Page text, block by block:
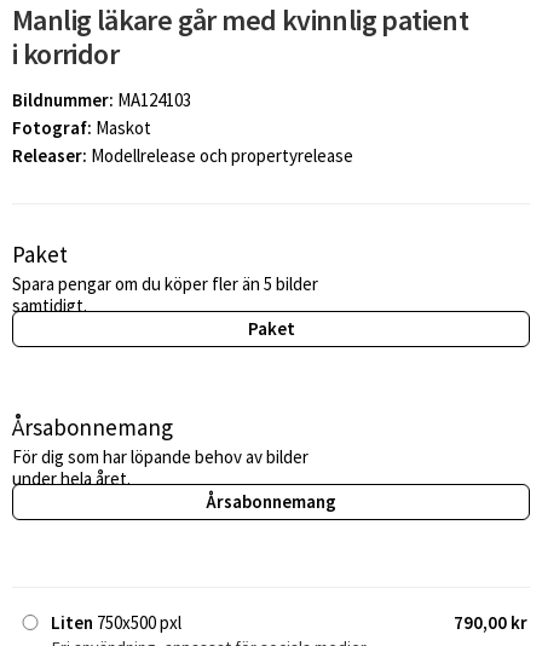
Manlig läkare går med kvinnlig patient
i korridor
Bildnummer: MA124103
Fotograf: Maskot
Releaser: Modellrelease och propertyrelease
Paket
Spara pengar om du köper fler än 5 bilder
samtidigt.
Paket
Årsabonnemang
För dig som har löpande behov av bilder
under hela året.
Årsabonnemang
Liten 750x500 pxl 790,00 kr